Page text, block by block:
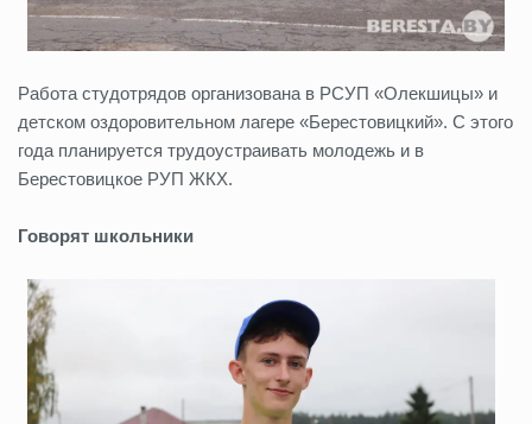
Работа студотрядов организована в РСУП «Олекшицы» и
детском оздоровительном лагере «Берестовицкий». С этого
года планируется трудоустраивать молодежь и в
Берестовицкое РУП ЖКХ.
Говорят школьники